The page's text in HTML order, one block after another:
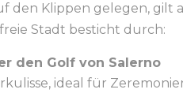
den Klippen gelegen, gilt
Stadt besticht durch:
den Golf von Salerno
ideal für